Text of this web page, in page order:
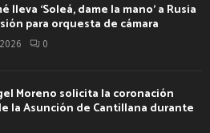
lleva ‘Soleá, dame la mano’ a Rusia
para orquesta de cámara
0
Moreno solicita la coronación
la Asunción de Cantillana durante